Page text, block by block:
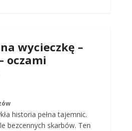
wycieczkę –
oczami
historia pełna tajemnic.
bezcennych skarbów. Ten